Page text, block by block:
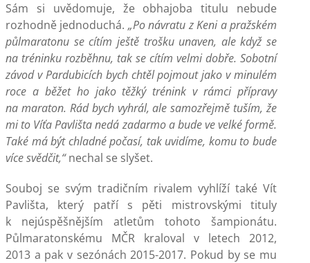
Sám si uvědomuje, že obhajoba titulu nebude
rozhodně jednoduchá. „Po návratu z Keni a pražském
půlmaratonu se cítím ještě trošku unaven, ale když se
na tréninku rozběhnu, tak se cítím velmi dobře. Sobotní
závod v Pardubicích bych chtěl pojmout jako v minulém
roce a běžet ho jako těžký trénink v rámci přípravy
na maraton. Rád bych vyhrál, ale samozřejmě tuším, že
mi to Víťa Pavlišta nedá zadarmo a bude ve velké formě.
Také má být chladné počasí, tak uvidíme, komu to bude
více svědčit,“nechal se slyšet.
Souboj se svým tradičním rivalem vyhlíží také Vít
Pavlišta, který patří s pěti mistrovskými tituly
k nejúspěšnějším atletům tohoto šampionátu.
Půlmaratonskému MČR kraloval v letech 2012,
2013 a pak v sezónách 2015-2017. Pokud by se mu